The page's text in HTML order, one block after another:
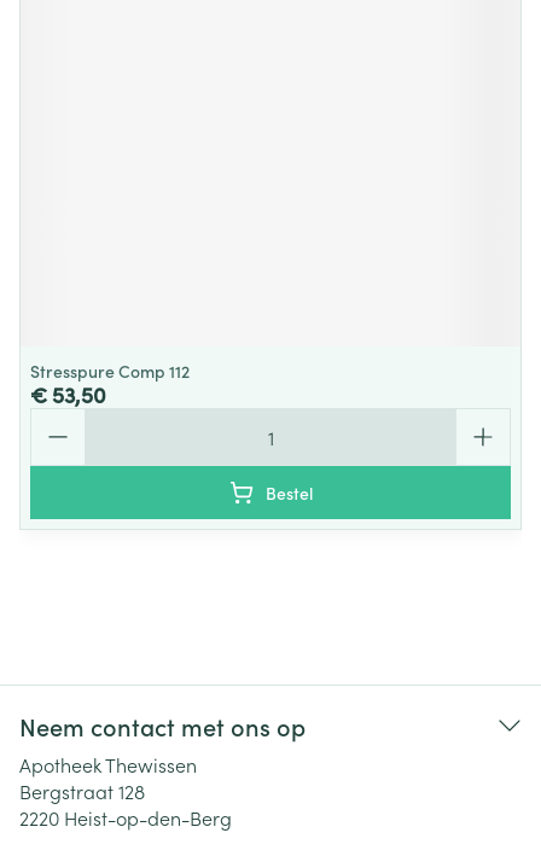
Stresspure Comp 112
€ 53,50
Bestel
Neem contact met ons op
Apotheek Thewissen
Bergstraat 128
2220 Heist-op-den-Berg